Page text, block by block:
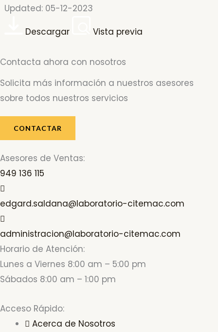
Updated: 05-12-2023
Descargar
Vista previa
Contacta ahora con nosotros
Solicita más información a nuestros asesores
sobre todos nuestros servicios
CONTACTAR
Asesores de Ventas:
949 136 115
edgard.saldana@laboratorio-citemac.com
administracion@laboratorio-citemac.com
Horario de Atención:
Lunes a Viernes 8:00 am – 5:00 pm
Sábados 8:00 am – 1:00 pm
Acceso Rápido:
Acerca de Nosotros